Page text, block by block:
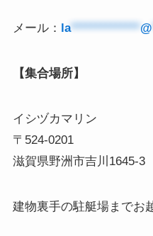
メール： la**************@
【集合場所】
イシヅカマリン
〒524-0201
滋賀県野洲市吉川1645-3
建物裏手の駐艇場までお